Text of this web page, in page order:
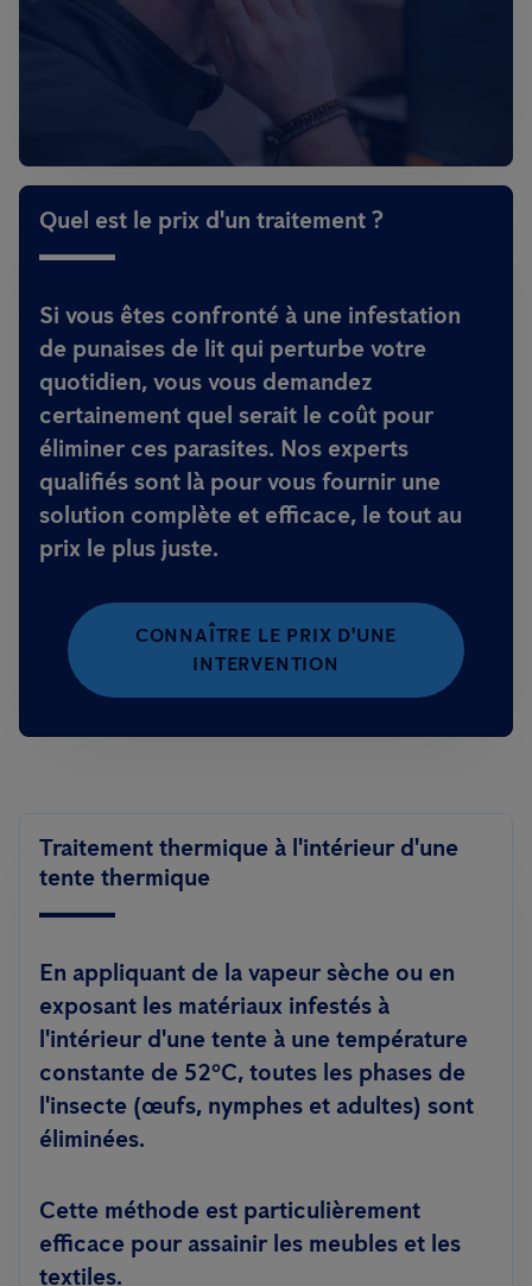
Quel est le prix d'un traitement ?
Si vous êtes confronté à une infestation
de punaises de lit qui perturbe votre
quotidien, vous vous demandez
certainement quel serait le coût pour
éliminer ces parasites. Nos experts
qualifiés sont là pour vous fournir une
solution complète et efficace, le tout au
prix le plus juste.
CONNAÎTRE LE PRIX D'UNE
INTERVENTION
Traitement thermique à l'intérieur d'une
tente thermique
En appliquant de la vapeur sèche ou en
exposant les matériaux infestés à
l'intérieur d'une tente à une température
constante de 52ºC, toutes les phases de
l'insecte (œufs, nymphes et adultes) sont
éliminées.
Cette méthode est particulièrement
efficace pour assainir les meubles et les
textiles.